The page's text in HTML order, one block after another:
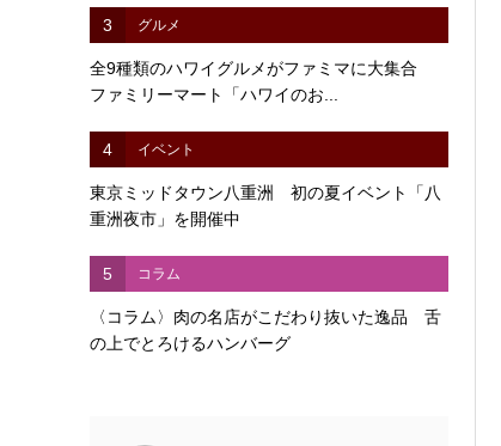
3 グルメ
全9種類のハワイグルメがファミマに大集合
ファミリーマート「ハワイのお...
4 イベント
東京ミッドタウン八重洲 初の夏イベント「八
重洲夜市」を開催中
5 コラム
〈コラム〉肉の名店がこだわり抜いた逸品 舌
の上でとろけるハンバーグ